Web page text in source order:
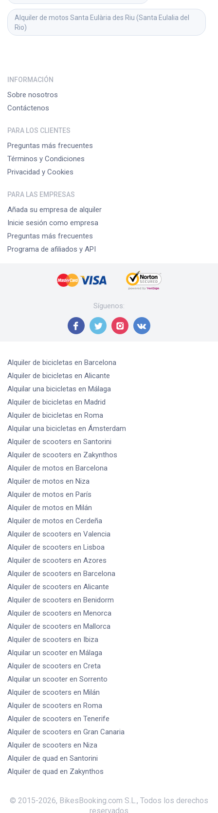
Alquiler de motos Santa Eulària des Riu (Santa Eulalia del
Rio)
INFORMACIÓN
Sobre nosotros
Contáctenos
PARA LOS CLIENTES
Preguntas más frecuentes
Términos y Condiciones
Privacidad y Cookies
PARA LAS EMPRESAS
Añada su empresa de alquiler
Inicie sesión como empresa
Preguntas más frecuentes
Programa de afiliados y API
Síguenos:
Alquiler de bicicletas en Barcelona
Alquiler de bicicletas en Alicante
Alquilar una bicicletas en Málaga
Alquiler de bicicletas en Madrid
Alquiler de bicicletas en Roma
Alquilar una bicicletas en Ámsterdam
Alquiler de scooters en Santorini
Alquiler de scooters en Zakynthos
Alquiler de motos en Barcelona
Alquiler de motos en Niza
Alquiler de motos en París
Alquiler de motos en Milán
Alquiler de motos en Cerdeña
Alquiler de scooters en Valencia
Alquiler de scooters en Lisboa
Alquiler de scooters en Azores
Alquiler de scooters en Barcelona
Alquiler de scooters en Alicante
Alquiler de scooters en Benidorm
Alquiler de scooters en Menorca
Alquiler de scooters en Mallorca
Alquiler de scooters en Ibiza
Alquilar un scooter en Málaga
Alquiler de scooters en Creta
Alquilar un scooter en Sorrento
Alquiler de scooters en Milán
Alquiler de scooters en Roma
Alquiler de scooters en Tenerife
Alquiler de scooters en Gran Canaria
Alquiler de scooters en Niza
Alquiler de quad en Santorini
Alquiler de quad en Zakynthos
© 2015-2026, BikesBooking.com S.L., Todos los derechos
reservados